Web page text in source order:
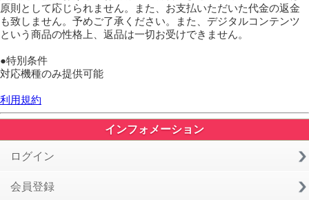
原則として応じられません。また、お支払いただいた代金の返金
も致しません。予めご了承ください。また、デジタルコンテンツ
という商品の性格上、返品は一切お受けできません。
●特別条件
対応機種のみ提供可能
利用規約
インフォメーション
ログイン
会員登録